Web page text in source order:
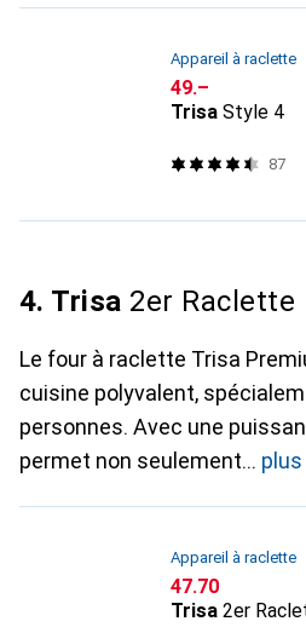
Appareil à raclette
CHF
49.–
Trisa Style 4
87
4. Trisa 2er Raclette
Le four à raclette Trisa
cuisine polyvalent,
personnes. Avec une
permet non seulement
plus
Appareil à raclette
CHF
47.70
Trisa 2er